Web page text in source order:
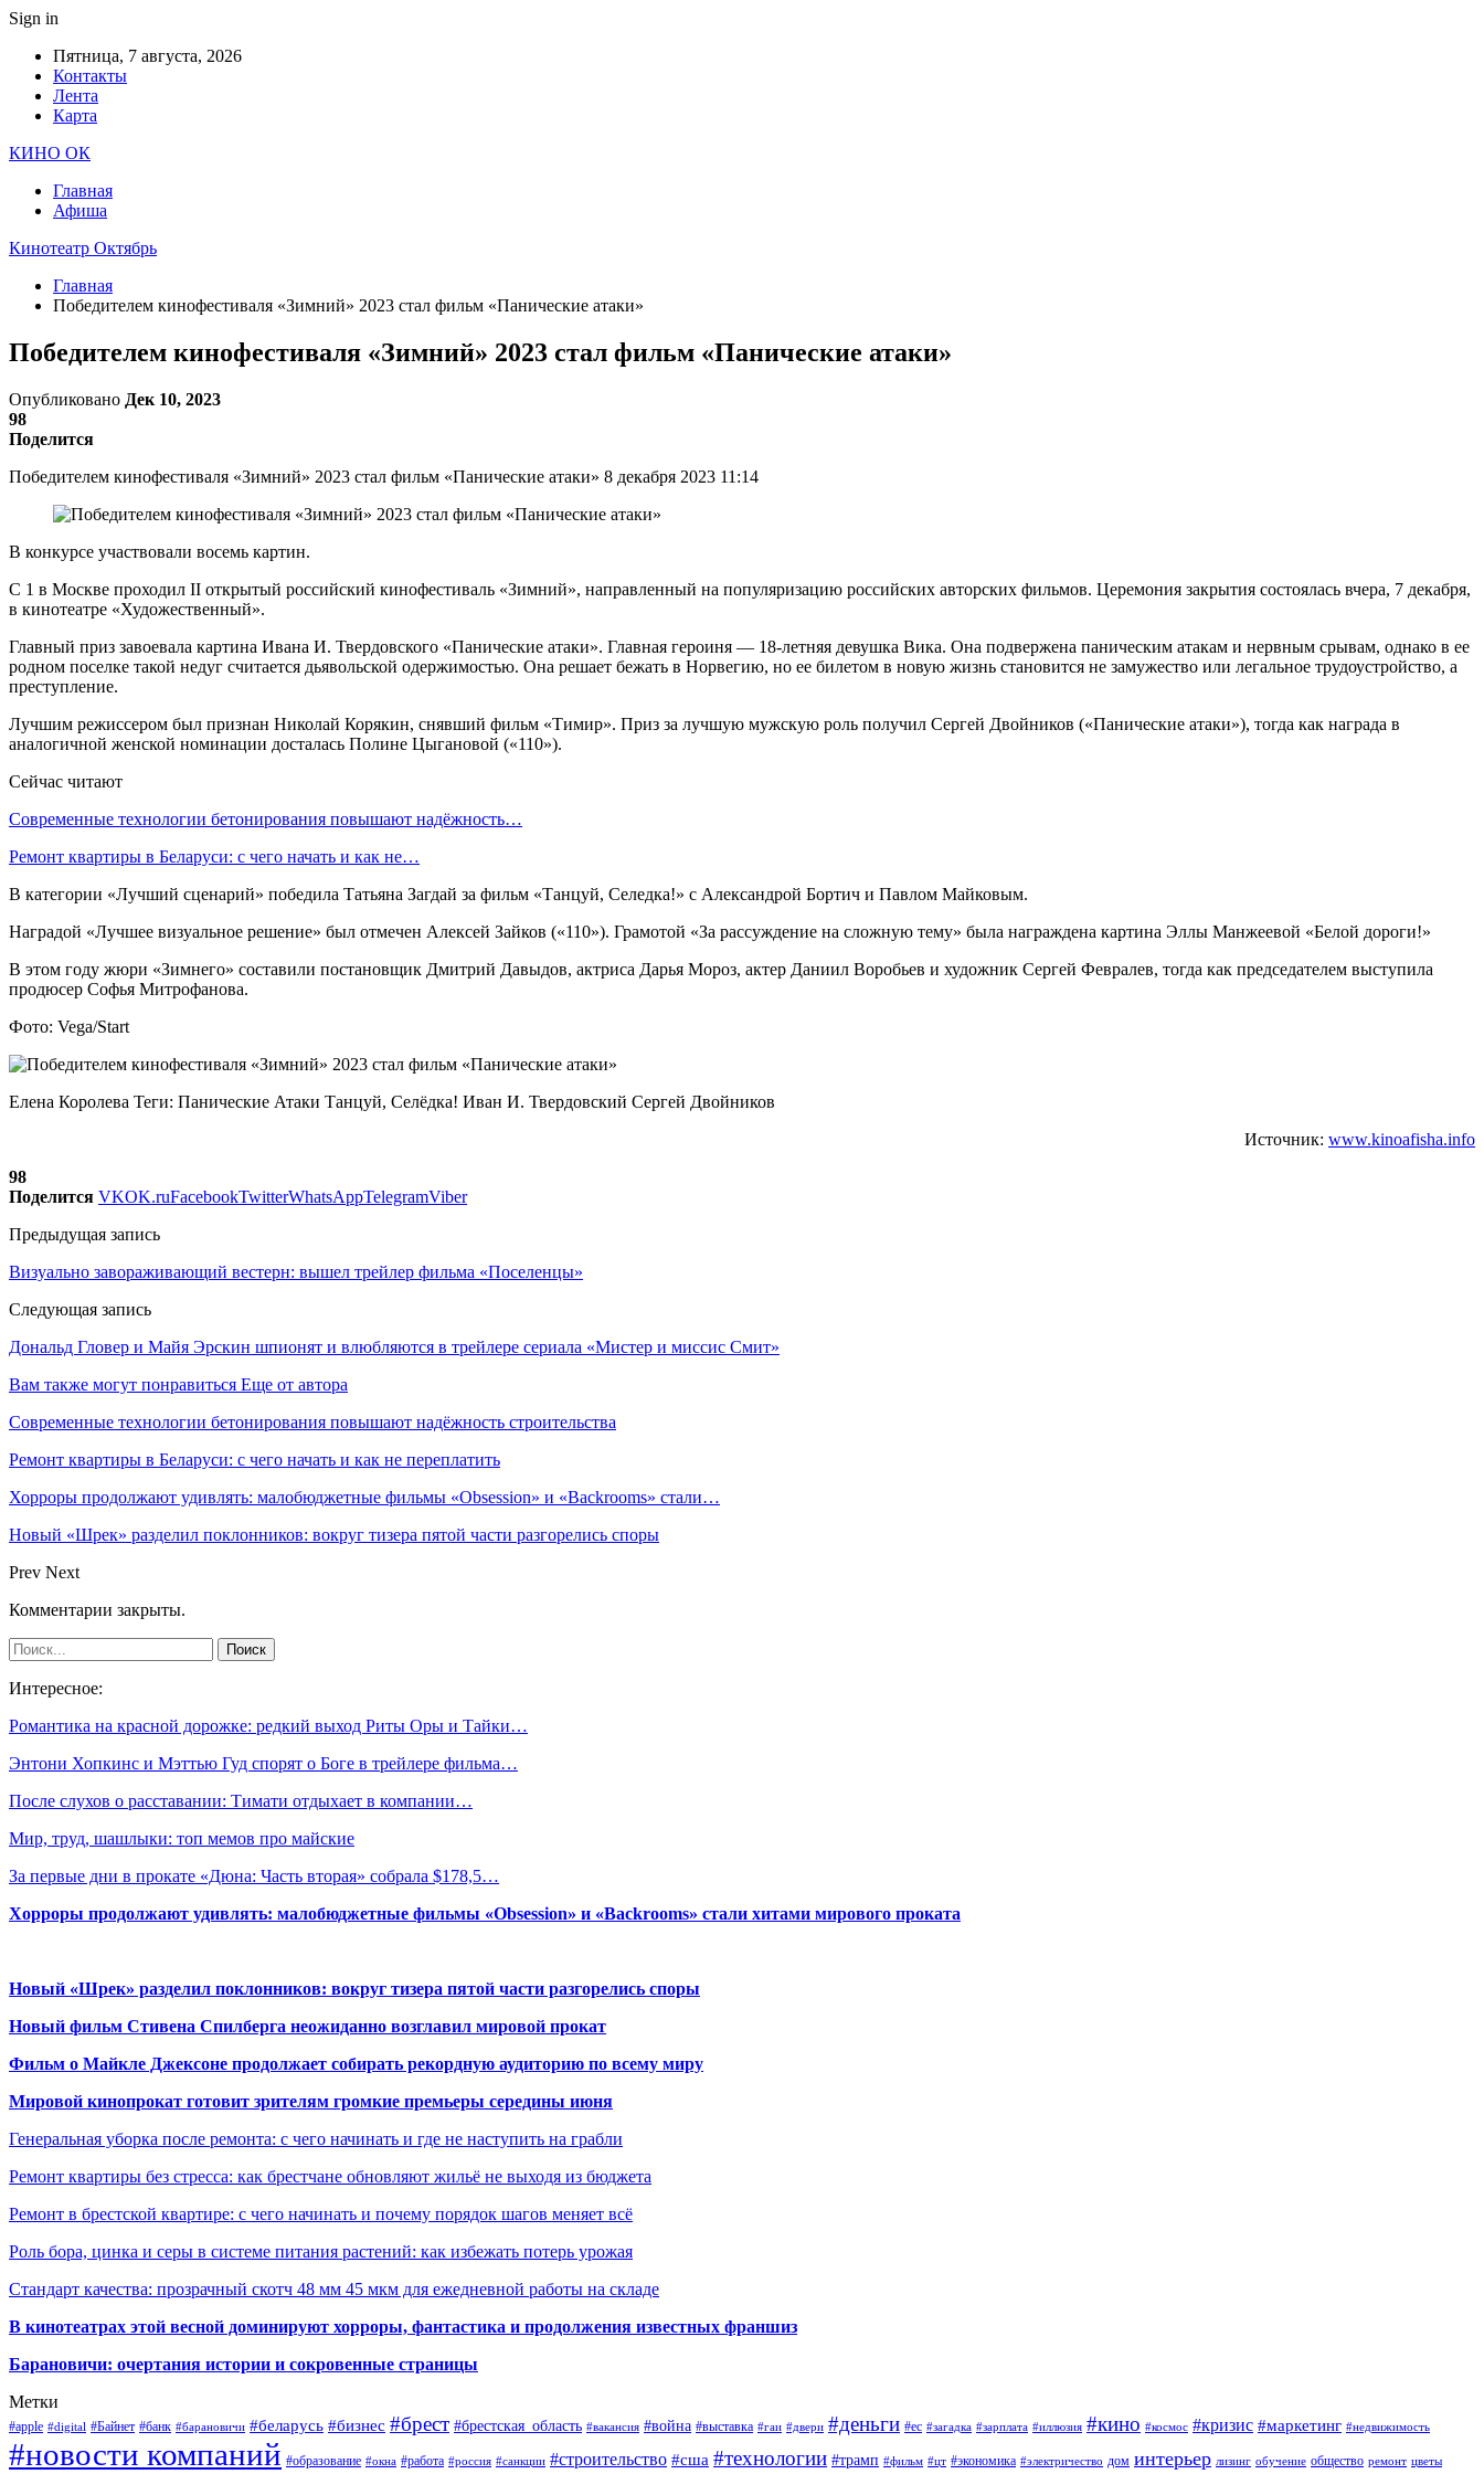
Sign in
Пятница, 7 августа, 2026
Контакты
Лента
Карта
КИНО ОК
Главная
Афиша
Кинотеатр Октябрь
Главная
Победителем кинофестиваля «Зимний» 2023 стал фильм «Панические атаки»
Победителем кинофестиваля «Зимний» 2023 стал фильм «Панические атаки»
Опубликовано Дек 10, 2023
98
Поделится
Победителем кинофестиваля «Зимний» 2023 стал фильм «Панические атаки» 8 декабря 2023 11:14
В конкурсе участвовали восемь картин.
С 1 в Москве проходил II открытый российский кинофестиваль «Зимний», направленный на популяризацию российских авторских фильмов. Церемония закрытия состоялась вчера, 7 декабря,
в кинотеатре «Художественный».
Главный приз завоевала картина Ивана И. Твердовского «Панические атаки». Главная героиня — 18-летняя девушка Вика. Она подвержена паническим атакам и нервным срывам, однако в ее
родном поселке такой недуг считается дьявольской одержимостью. Она решает бежать в Норвегию, но ее билетом в новую жизнь становится не замужество или легальное трудоустройство, а
преступление.
Лучшим режиссером был признан Николай Корякин, снявший фильм «Тимир». Приз за лучшую мужскую роль получил Сергей Двойников («Панические атаки»), тогда как награда в
аналогичной женской номинации досталась Полине Цыгановой («110»).
Сейчас читают
Современные технологии бетонирования повышают надёжность…
Ремонт квартиры в Беларуси: с чего начать и как не…
В категории «Лучший сценарий» победила Татьяна Загдай за фильм «Танцуй, Селедка!» с Александрой Бортич и Павлом Майковым.
Наградой «Лучшее визуальное решение» был отмечен Алексей Зайков («110»). Грамотой «За рассуждение на сложную тему» была награждена картина Эллы Манжеевой «Белой дороги!»
В этом году жюри «Зимнего» составили постановщик Дмитрий Давыдов, актриса Дарья Мороз, актер Даниил Воробьев и художник Сергей Февралев, тогда как председателем выступила
продюсер Софья Митрофанова.
Фото: Vega/Start
Елена Королева Теги: Панические Атаки Танцуй, Селёдка! Иван И. Твердовский Сергей Двойников
Источник: www.kinoafisha.info
98
Поделится VKOK.ruFacebookTwitterWhatsAppTelegramViber
Предыдущая запись
Визуально завораживающий вестерн: вышел трейлер фильма «Поселенцы»
Следующая запись
Дональд Гловер и Майя Эрскин шпионят и влюбляются в трейлере сериала «Мистер и миссис Смит»
Вам также могут понравиться Еще от автора
Современные технологии бетонирования повышают надёжность строительства
Ремонт квартиры в Беларуси: с чего начать и как не переплатить
Хорроры продолжают удивлять: малобюджетные фильмы «Obsession» и «Backrooms» стали…
Новый «Шрек» разделил поклонников: вокруг тизера пятой части разгорелись споры
Prev Next
Комментарии закрыты.
Интересное:
Романтика на красной дорожке: редкий выход Риты Оры и Тайки…
Энтони Хопкинс и Мэттью Гуд спорят о Боге в трейлере фильма…
После слухов о расставании: Тимати отдыхает в компании…
Мир, труд, шашлыки: топ мемов про майские
За первые дни в прокате «Дюна: Часть вторая» собрала $178,5…
Хорроры продолжают удивлять: малобюджетные фильмы «Obsession» и «Backrooms» стали хитами мирового проката
Новый «Шрек» разделил поклонников: вокруг тизера пятой части разгорелись споры
Новый фильм Стивена Спилберга неожиданно возглавил мировой прокат
Фильм о Майкле Джексоне продолжает собирать рекордную аудиторию по всему миру
Мировой кинопрокат готовит зрителям громкие премьеры середины июня
Генеральная уборка после ремонта: с чего начинать и где не наступить на грабли
Ремонт квартиры без стресса: как брестчане обновляют жильё не выходя из бюджета
Ремонт в брестской квартире: с чего начинать и почему порядок шагов меняет всё
Роль бора, цинка и серы в системе питания растений: как избежать потерь урожая
Стандарт качества: прозрачный скотч 48 мм 45 мкм для ежедневной работы на складе
В кинотеатрах этой весной доминируют хорроры, фантастика и продолжения известных франшиз
Барановичи: очертания истории и сокровенные страницы
Метки
#apple #digital #Байнет #банк #барановичи #беларусь #бизнес #брест #брестская_область #вакансия #война #выставка #гаи #двери #деньги #ес #загадка #зарплата #иллюзия #кино #космос #кризис #маркетинг #недвижимость
#новости компаний #образование #окна #работа #россия #санкции #строительство #сша #технологии #трамп #фильм #цт #экономика #электричество дом интерьер лизинг обучение общество ремонт цветы